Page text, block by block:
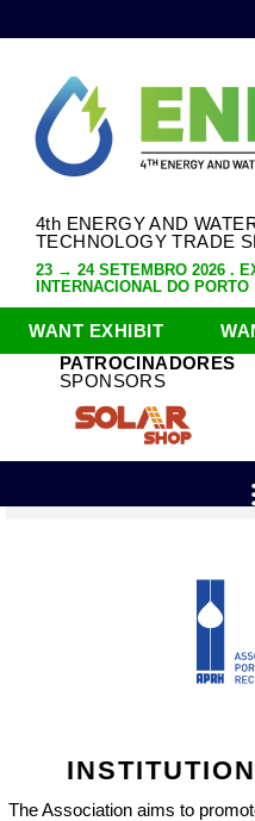
4th ENERGY AND
TECHNOLOGY TRADE
23 → 24 SETEMBRO 2026 .
INTERNACIONAL DO PORTO
WANT EXHIBIT
PATROCINADORES
SPONSORS
The Association aims to